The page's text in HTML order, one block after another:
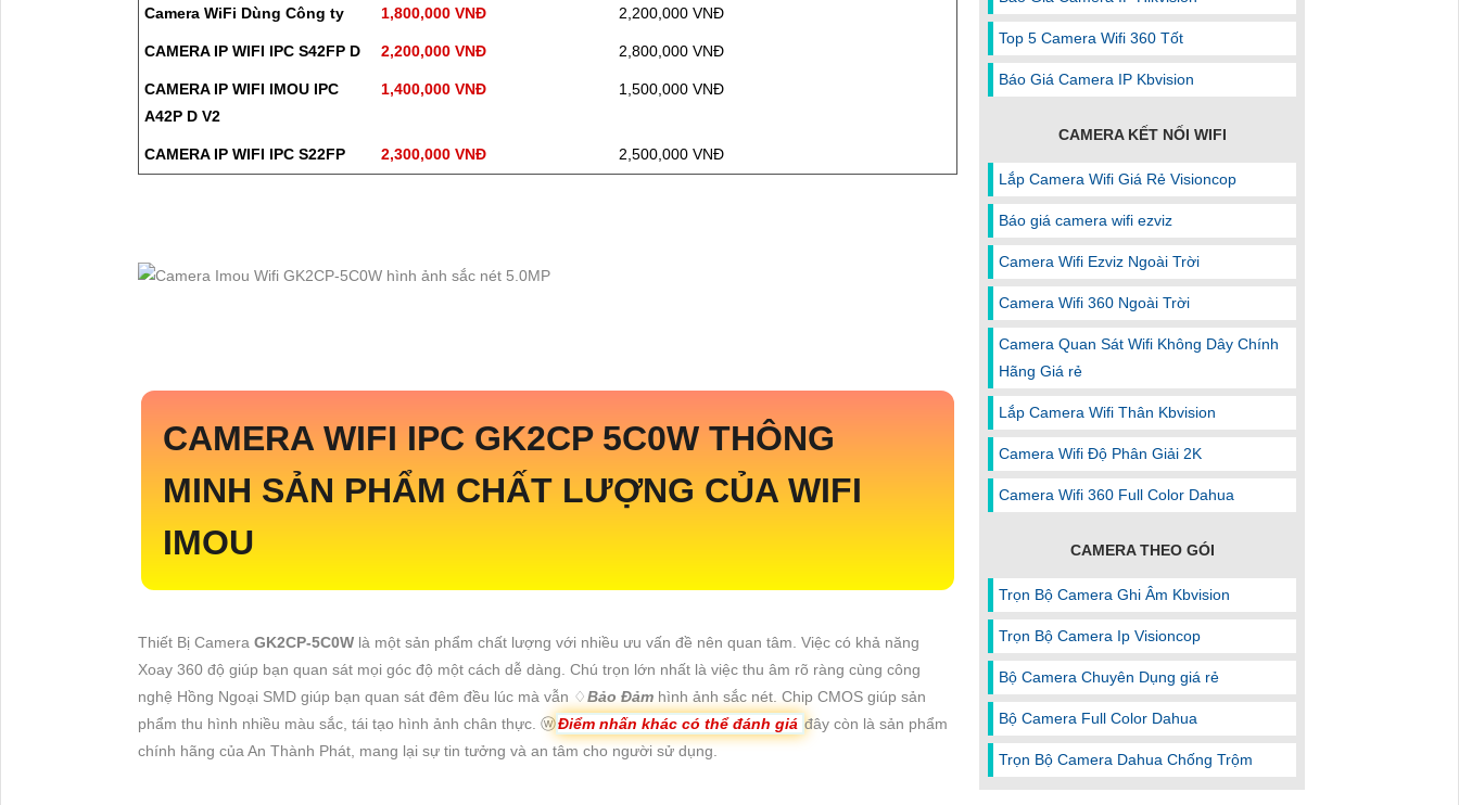
Camera WiFi Dùng Công ty 1,800,000 VNĐ 2,200,000 VNĐ
CAMERA IP WIFI IPC S42FP D 2,200,000 VNĐ 2,800,000 VNĐ
CAMERA IP WIFI IMOU IPC
A42P D V2
1,400,000 VNĐ 1,500,000 VNĐ
CAMERA IP WIFI IPC S22FP 2,300,000 VNĐ 2,500,000 VNĐ
CAMERA WIFI IPC GK2CP 5C0W THÔNG
MINH SẢN PHẨM CHẤT LƯỢNG CỦA WIFI
IMOU
Thiết Bị Camera GK2CP-5C0W là một sản phẩm chất lượng với nhiều ưu vấn đề nên quan tâm. Việc có khả năng
Xoay 360 độ giúp bạn quan sát mọi góc độ một cách dễ dàng. Chú trọn lớn nhất là việc thu âm rõ ràng cùng công
nghệ Hồng Ngoại SMD giúp bạn quan sát đêm đều lúc mà vẫn ♢Bảo Đảm hình ảnh sắc nét. Chip CMOS giúp sản
phẩm thu hình nhiều màu sắc, tái tạo hình ảnh chân thực. ⓦĐiểm nhấn khác có thể đánh giá đây còn là sản phẩm
chính hãng của An Thành Phát, mang lại sự tin tưởng và an tâm cho người sử dụng.
Top 5 Camera Wifi 360 Tốt
Báo Giá Camera IP Kbvision
CAMERA KẾT NỐI WIFI
Lắp Camera Wifi Giá Rẻ Visioncop
Báo giá camera wifi ezviz
Camera Wifi Ezviz Ngoài Trời
Camera Wifi 360 Ngoài Trời
Camera Quan Sát Wifi Không Dây Chính
Hãng Giá rẻ
Lắp Camera Wifi Thân Kbvision
Camera Wifi Độ Phân Giải 2K
Camera Wifi 360 Full Color Dahua
CAMERA THEO GÓI
Trọn Bộ Camera Ghi Âm Kbvision
Trọn Bộ Camera Ip Visioncop
Bộ Camera Chuyên Dụng giá rẻ
Bộ Camera Full Color Dahua
Trọn Bộ Camera Dahua Chống Trộm